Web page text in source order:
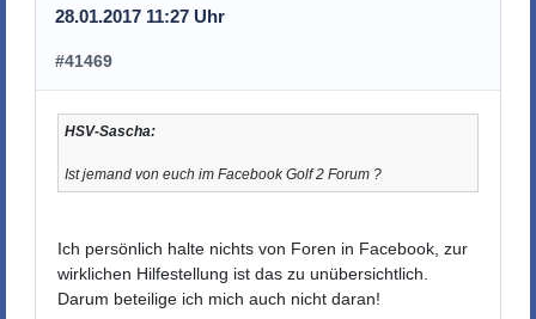
28.01.2017 11:27 Uhr
#41469
HSV-Sascha:
Ist jemand von euch im Facebook Golf 2 Forum ?
Ich persönlich halte nichts von Foren in Facebook, zur
wirklichen Hilfestellung ist das zu unübersichtlich.
Darum beteilige ich mich auch nicht daran!